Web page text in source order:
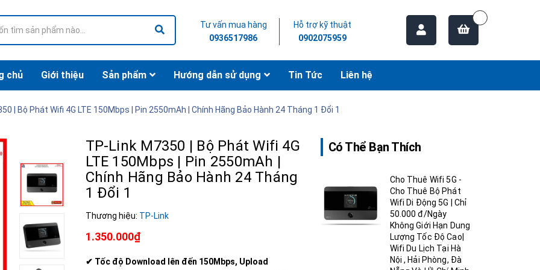
Tư vấn mua hàng
0936517986
Hỗ trợ kỹ thuật
0902075959
chủ Giới thiệu Sản phẩm Hướng dẫn sử dụng Tin Tức Liên hệ
| Bộ Phát Wifi 4G LTE 150Mbps | Pin 2550mAh | Chính Hãng Bảo Hành 24 Tháng 1 Đổi 1
TP-Link M7350 | Bộ Phát Wifi 4G
LTE 150Mbps | Pin 2550mAh |
Chính Hãng Bảo Hành 24 Tháng
1 Đổi 1
Thương hiệu: TP-Link
1.350.000₫
✔ Tốc độ Download lên đến 150Mbps, Upload
Có Thể Bạn Thích
Cho Thuê Wifi 5G -
Cho Thuê Bộ Phát
Wifi Di Động 5G | Chỉ
50.000 đ/Ngày
Không Giới Hạn Dung
Lượng Tốc Độ Cao|
Wifi Du Lịch Tại Hà
Nội , Hải Phòng, Đà